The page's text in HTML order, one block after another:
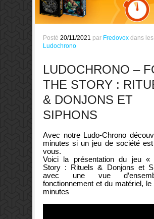
Posté 20/11/2021 par Fredovox dans les
Ludochrono
LUDOCHRONO –
THE STORY :
& DONJONS ET
SIPHONS
Avec notre Ludo-Chrono
minutes si un jeu de société
vous.
Voici la présentation du jeu «
Story : Rituels & Donjons et
avec une vue
fonctionnement et du matériel, le
minutes